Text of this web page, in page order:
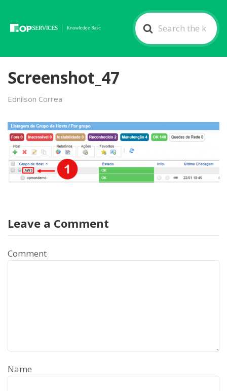
Search
For
Screenshot_47
Ednilson Correa
Leave a Comment
Comment
Name